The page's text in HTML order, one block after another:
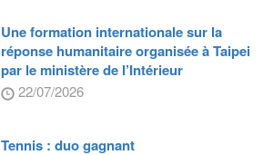
Une formation internationale sur la
réponse humanitaire organisée à Taipei
par le ministère de l’Intérieur
22/07/2026
Tennis : duo gagnant